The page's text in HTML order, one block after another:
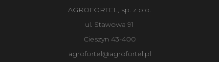
AGROFORTEL, sp. z o.o.
ul. Stawowa 91
Cieszyn 43-400
agrofortel@agrofortel.pl